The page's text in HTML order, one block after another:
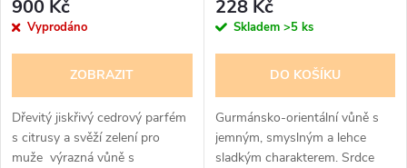
900 Kč
Vyprodáno
ZOBRAZIT
Dřevitý jiskřivý cedrový parfém
s citrusy a svěží zelení pro
muže výrazná vůně s
228 Kč
Skladem >5 ks
DO KOŠÍKU
Gurmánsko-orientální vůně s
jemným, smyslným a lehce
sladkým charakterem. Srdce